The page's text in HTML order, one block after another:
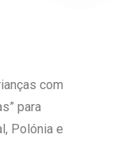
com
para
Polónia e